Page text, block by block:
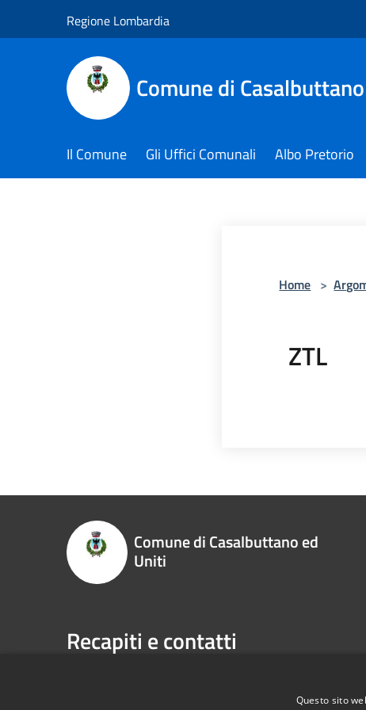
Regione Lombardia
Comune di
Il Comune Gli Uffici Comunali Albo Pretorio
Home >
ZTL
Comune di Casalbuttano ed
Uniti
Recapiti e contatti
Questo sito